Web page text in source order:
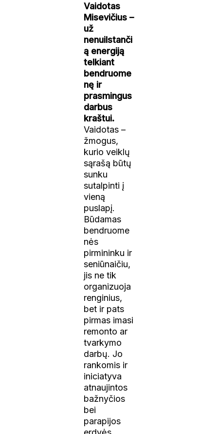
Vaidotas
Misevičius –
už
nenuilstanči
ą energiją
telkiant
bendruome
nę ir
prasmingus
darbus
kraštui.
Vaidotas –
žmogus,
kurio veiklų
sąrašą būtų
sunku
sutalpinti į
vieną
puslapį.
Būdamas
bendruome
nės
pirmininku ir
seniūnaičiu,
jis ne tik
organizuoja
renginius,
bet ir pats
pirmas imasi
remonto ar
tvarkymo
darbų. Jo
rankomis ir
iniciatyva
atnaujintos
bažnyčios
bei
parapijos